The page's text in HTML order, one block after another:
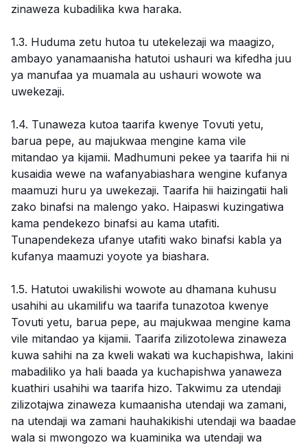
zinaweza kubadilika kwa haraka.
1.3. Huduma zetu hutoa tu utekelezaji wa maagizo,
ambayo yanamaanisha hatutoi ushauri wa kifedha juu
ya manufaa ya muamala au ushauri wowote wa
uwekezaji.
1.4. Tunaweza kutoa taarifa kwenye Tovuti yetu,
barua pepe, au majukwaa mengine kama vile
mitandao ya kijamii. Madhumuni pekee ya taarifa hii ni
kusaidia wewe na wafanyabiashara wengine kufanya
maamuzi huru ya uwekezaji. Taarifa hii haizingatii hali
zako binafsi na malengo yako. Haipaswi kuzingatiwa
kama pendekezo binafsi au kama utafiti.
Tunapendekeza ufanye utafiti wako binafsi kabla ya
kufanya maamuzi yoyote ya biashara.
1.5. Hatutoi uwakilishi wowote au dhamana kuhusu
usahihi au ukamilifu wa taarifa tunazotoa kwenye
Tovuti yetu, barua pepe, au majukwaa mengine kama
vile mitandao ya kijamii. Taarifa zilizotolewa zinaweza
kuwa sahihi na za kweli wakati wa kuchapishwa, lakini
mabadiliko ya hali baada ya kuchapishwa yanaweza
kuathiri usahihi wa taarifa hizo. Takwimu za utendaji
zilizotajwa zinaweza kumaanisha utendaji wa zamani,
na utendaji wa zamani hauhakikishi utendaji wa baadae
wala si mwongozo wa kuaminika wa utendaji wa